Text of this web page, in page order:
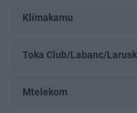
Klímakamu
Mtelekom